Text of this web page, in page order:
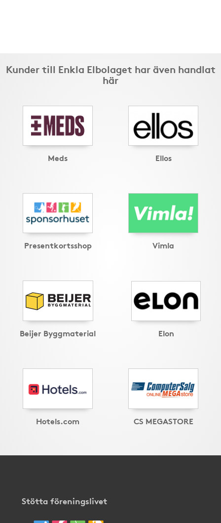
Kunder till Enkla Elbolaget har även handlat
här
Meds Ellos
Presentkortsshop Vimla
Beijer Byggmaterial Elon
Hotels.com CS MEGASTORE
Stötta föreningslivet